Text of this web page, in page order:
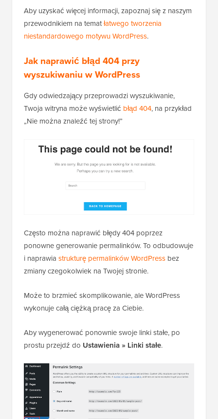
Aby uzyskać więcej informacji, zapoznaj się z naszym
przewodnikiem na tematłatwego tworzenia
niestandardowego motywu WordPress.
Jak naprawić błąd 404 przy
wyszukiwaniu w WordPress
Gdy odwiedzający przeprowadzi wyszukiwanie,
Twoja witryna może wyświetlić błąd 404, na przykład
„Nie można znaleźć tej strony!”
Często można naprawić błędy 404 poprzez
ponowne generowanie permalinków. To odbudowuje
i naprawia strukturę permalinków WordPress bez
zmiany czegokolwiek na Twojej stronie.
Może to brzmieć skomplikowanie, ale WordPress
wykonuje całą ciężką pracę za Ciebie.
Aby wygenerować ponownie swoje linki stałe, po
prostu przejdź do Ustawienia » Linki stałe.